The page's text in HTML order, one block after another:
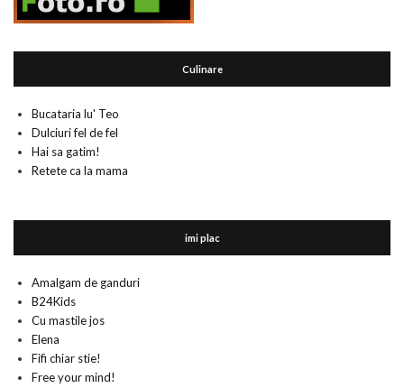
Culinare
Bucataria lu' Teo
Dulciuri fel de fel
Hai sa gatim!
Retete ca la mama
imi plac
Amalgam de ganduri
B24Kids
Cu mastile jos
Elena
Fifi chiar stie!
Free your mind!